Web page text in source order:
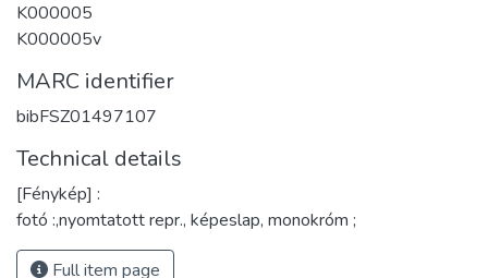
K000005
K000005v
MARC identifier
bibFSZ01497107
Technical details
[Fénykép] :
fotó :,nyomtatott repr., képeslap, monokróm ;
Full item page